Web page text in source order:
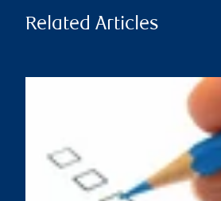
Related Articles